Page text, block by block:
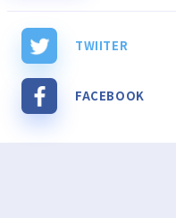
TWIITER
FACEBOOK